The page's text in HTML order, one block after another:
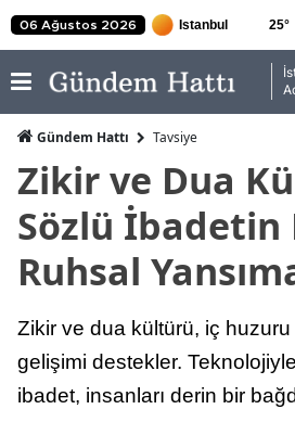
06 Ağustos 2026 25°
Gündem Hattı Tavsiye
Zikir ve Dua
Sözlü İbadetin
Ruhsal
Zikir ve dua kültürü, iç huzuru
gelişimi destekler.
ibadet, insanları derin bir